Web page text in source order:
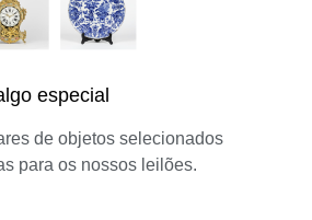
especial
de objetos selecionados
para os nossos leilões.